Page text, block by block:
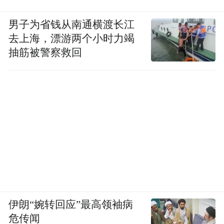
男子为省钱从南通横渡长江
去上海，漂游两个小时力竭
抽筋被警察救回
伊朗“婉转回应”最高领袖病
危传闻